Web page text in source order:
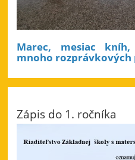
Marec, mesiac
mnoho rozprávkových
Zápis do 1. ročníka